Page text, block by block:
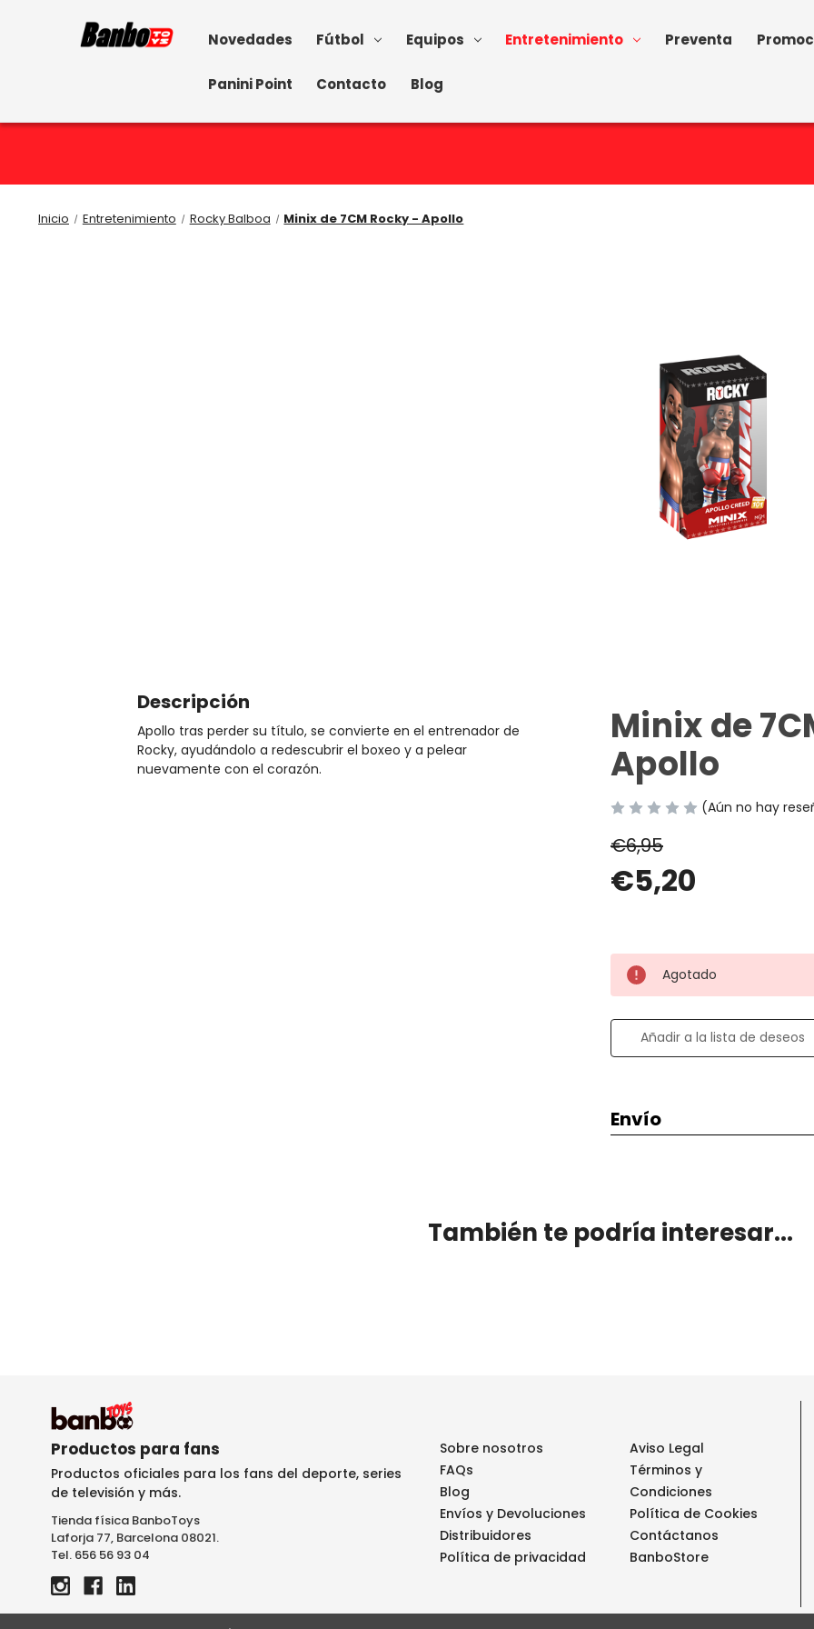
Novedades Fútbol Equipos Entretenimiento Preventa
Panini Point Contacto Blog
Inicio Entretenimiento Rocky Balboa Minix de 7CM Rocky - Apollo
Descripción
Apollo tras perder su título, se convierte en el entrenador de
Rocky, ayudándolo a redescubrir el boxeo y a pelear
nuevamente con el corazón.
Minix de
Apollo
(Aún no hay
€6,95
€5,20
Agotado
Añadir a la lista de deseos
Envío
También te podría interesar...
Productos para fans
Productos oficiales para los fans del deporte, series
de televisión y más.
Tienda física BanboToys
Laforja 77, Barcelona 08021.
Tel. 656 56 93 04
Sobre nosotros
FAQs
Blog
Envíos y Devoluciones
Distribuidores
Política de privacidad
Aviso Legal
Términos y
Condiciones
Política de Cookies
Contáctanos
BanboStore